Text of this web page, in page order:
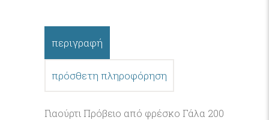
περιγραφή
πρόσθετη πληροφόρηση
Γιαούρτι Πρόβειο από φρέσκο Γάλα 200